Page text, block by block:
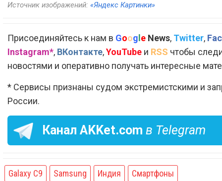
Источник изображений: «Яндекс Картинки»
Присоединяйтесь к нам в Goog e News, Twitter,
Instagram*, ВКонтакте,YouTube и RSS чтобы
новостями и оперативно получать интересные
* Сервисы признаны судом экстремистскими и
России.
Канал AKKet.com в Telegram
Galaxy C9 Samsung Индия Смартфоны